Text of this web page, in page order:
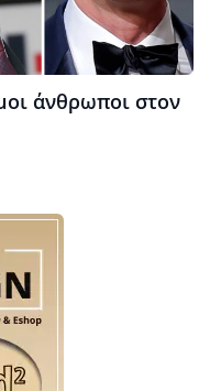
άνθρωποι στον